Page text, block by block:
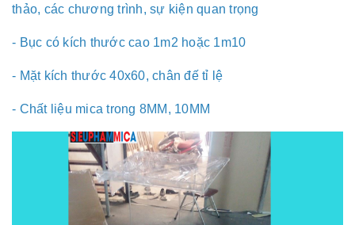
thảo, các chương trình, sự kiện quan trọng
- Bục có kích thước cao 1m2 hoặc 1m10
- Mặt kích thước 40x60, chân đế tỉ lệ
- Chất liệu mica trong 8MM, 10MM